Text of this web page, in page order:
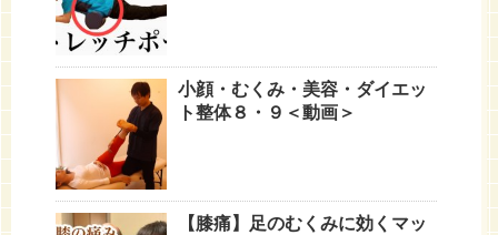
小顔・むくみ・美容・ダイエッ
ト整体８・９＜動画＞
【膝痛】足のむくみに効くマッ